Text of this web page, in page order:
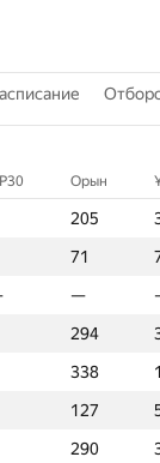
Орын
205
71
—
294
338
127
290
Орын
205
71
—
294
338
127
290